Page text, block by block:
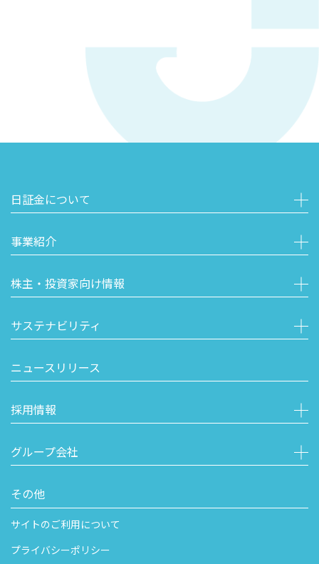
日証金について
事業紹介
株主・投資家向け情報
サステナビリティ
ニュースリリース
採用情報
グループ会社
その他
サイトのご利用について
プライバシーポリシー